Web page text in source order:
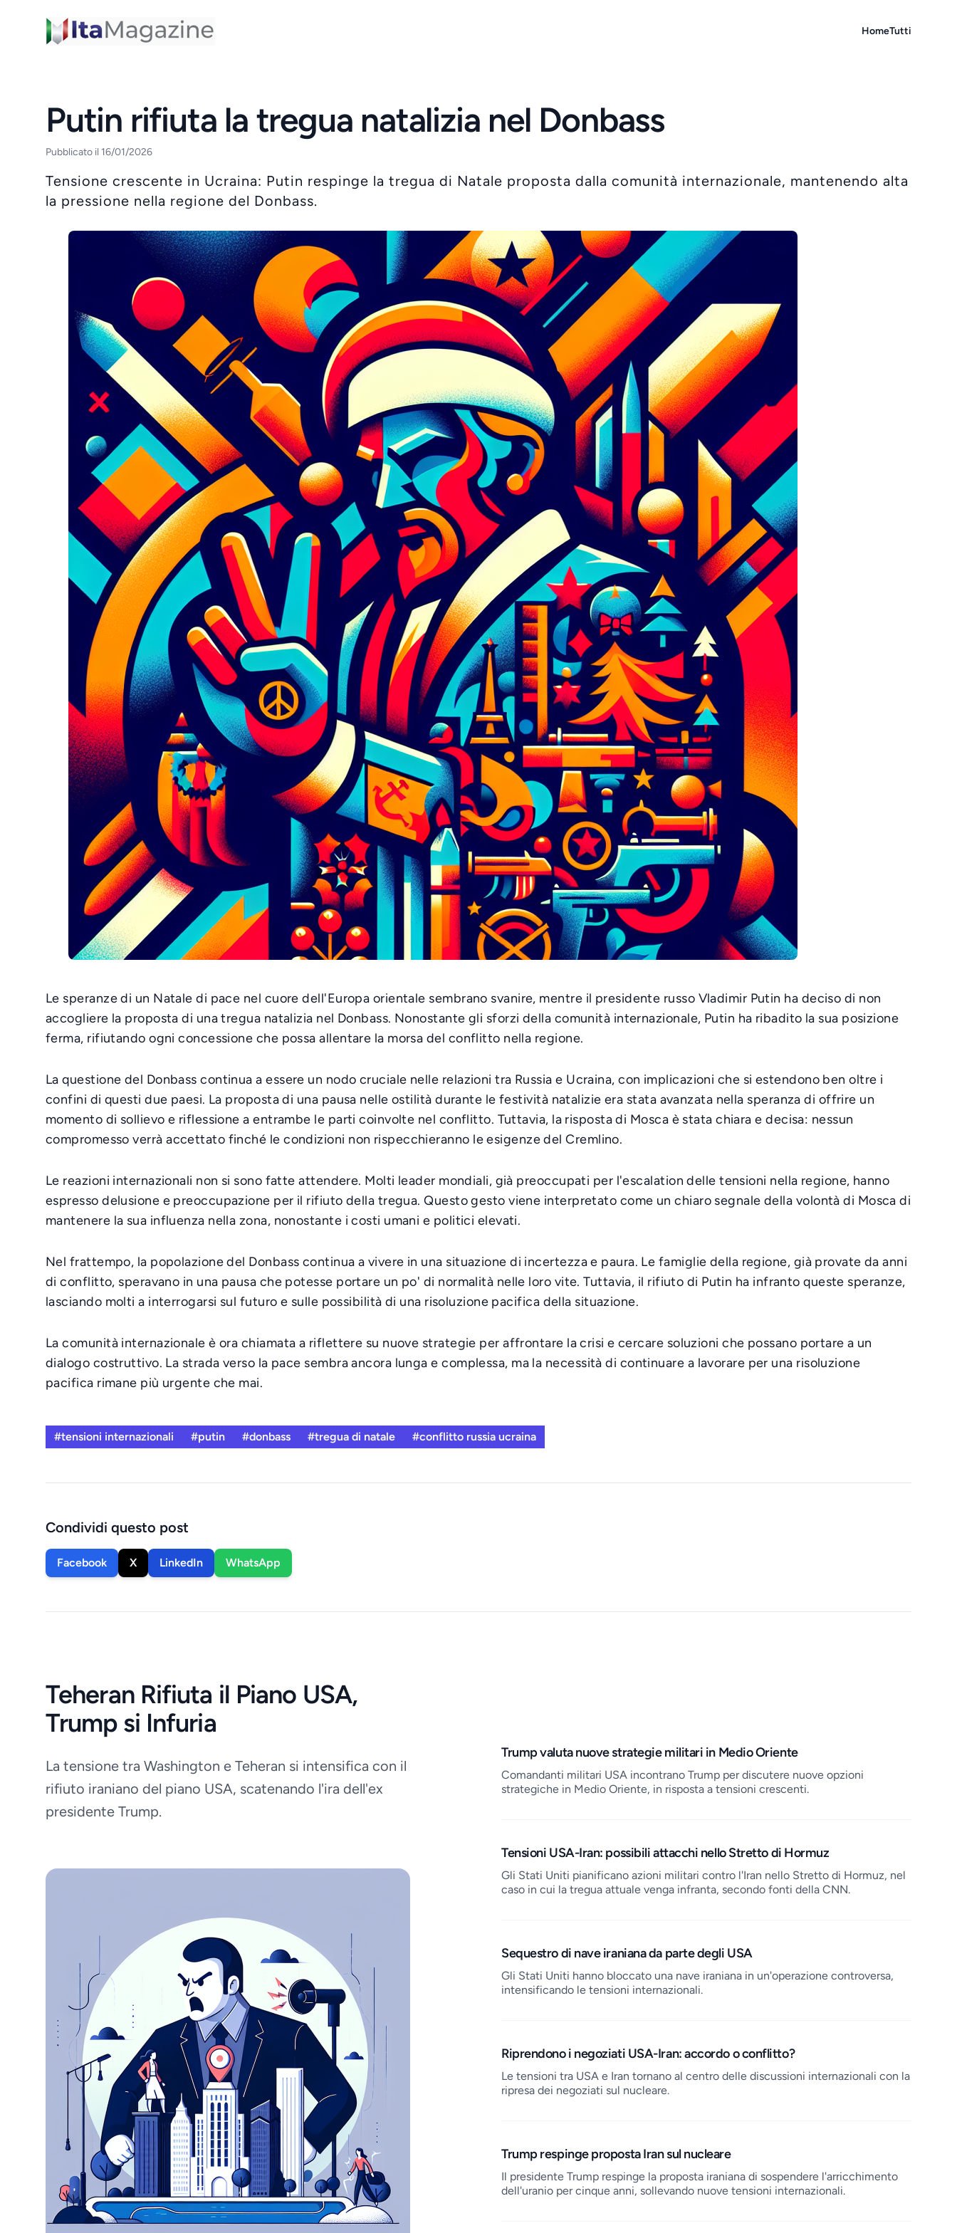
ItaMagazine HomeTutti
Putin rifiuta la tregua natalizia nel Donbass
Pubblicato il 16/01/2026
Tensione crescente in Ucraina: Putin respinge la tregua di Natale proposta dalla comunità internazionale, mantenendo alta
la pressione nella regione del Donbass.
Le speranze di un Natale di pace nel cuore dell'Europa orientale sembrano svanire, mentre il presidente russo Vladimir Putin ha deciso di non
accogliere la proposta di una tregua natalizia nel Donbass. Nonostante gli sforzi della comunità internazionale, Putin ha ribadito la sua posizione
ferma, rifiutando ogni concessione che possa allentare la morsa del conflitto nella regione.
La questione del Donbass continua a essere un nodo cruciale nelle relazioni tra Russia e Ucraina, con implicazioni che si estendono ben oltre i
confini di questi due paesi. La proposta di una pausa nelle ostilità durante le festività natalizie era stata avanzata nella speranza di offrire un
momento di sollievo e riflessione a entrambe le parti coinvolte nel conflitto. Tuttavia, la risposta di Mosca è stata chiara e decisa: nessun
compromesso verrà accettato finché le condizioni non rispecchieranno le esigenze del Cremlino.
Le reazioni internazionali non si sono fatte attendere. Molti leader mondiali, già preoccupati per l'escalation delle tensioni nella regione, hanno
espresso delusione e preoccupazione per il rifiuto della tregua. Questo gesto viene interpretato come un chiaro segnale della volontà di Mosca di
mantenere la sua influenza nella zona, nonostante i costi umani e politici elevati.
Nel frattempo, la popolazione del Donbass continua a vivere in una situazione di incertezza e paura. Le famiglie della regione, già provate da anni
di conflitto, speravano in una pausa che potesse portare un po' di normalità nelle loro vite. Tuttavia, il rifiuto di Putin ha infranto queste speranze,
lasciando molti a interrogarsi sul futuro e sulle possibilità di una risoluzione pacifica della situazione.
La comunità internazionale è ora chiamata a riflettere su nuove strategie per affrontare la crisi e cercare soluzioni che possano portare a un
dialogo costruttivo. La strada verso la pace sembra ancora lunga e complessa, ma la necessità di continuare a lavorare per una risoluzione
pacifica rimane più urgente che mai.
#tensioni internazionali #putin #donbass #tregua di natale #conflitto russia ucraina
Condividi questo post
Facebook X LinkedIn WhatsApp
Teheran Rifiuta il Piano USA,
Trump si Infuria
La tensione tra Washington e Teheran si intensifica con il
rifiuto iraniano del piano USA, scatenando l'ira dell'ex
presidente Trump.
Job openings
Trump valuta nuove strategie militari in Medio Oriente
Comandanti militari USA incontrano Trump per discutere nuove opzioni
strategiche in Medio Oriente, in risposta a tensioni crescenti.
Tensioni USA-Iran: possibili attacchi nello Stretto di Hormuz
Gli Stati Uniti pianificano azioni militari contro l'Iran nello Stretto di Hormuz, nel
caso in cui la tregua attuale venga infranta, secondo fonti della CNN.
Sequestro di nave iraniana da parte degli USA
Gli Stati Uniti hanno bloccato una nave iraniana in un'operazione controversa,
intensificando le tensioni internazionali.
Riprendono i negoziati USA-Iran: accordo o conflitto?
Le tensioni tra USA e Iran tornano al centro delle discussioni internazionali con la
ripresa dei negoziati sul nucleare.
Trump respinge proposta Iran sul nucleare
Il presidente Trump respinge la proposta iraniana di sospendere l'arricchimento
dell'uranio per cinque anni, sollevando nuove tensioni internazionali.